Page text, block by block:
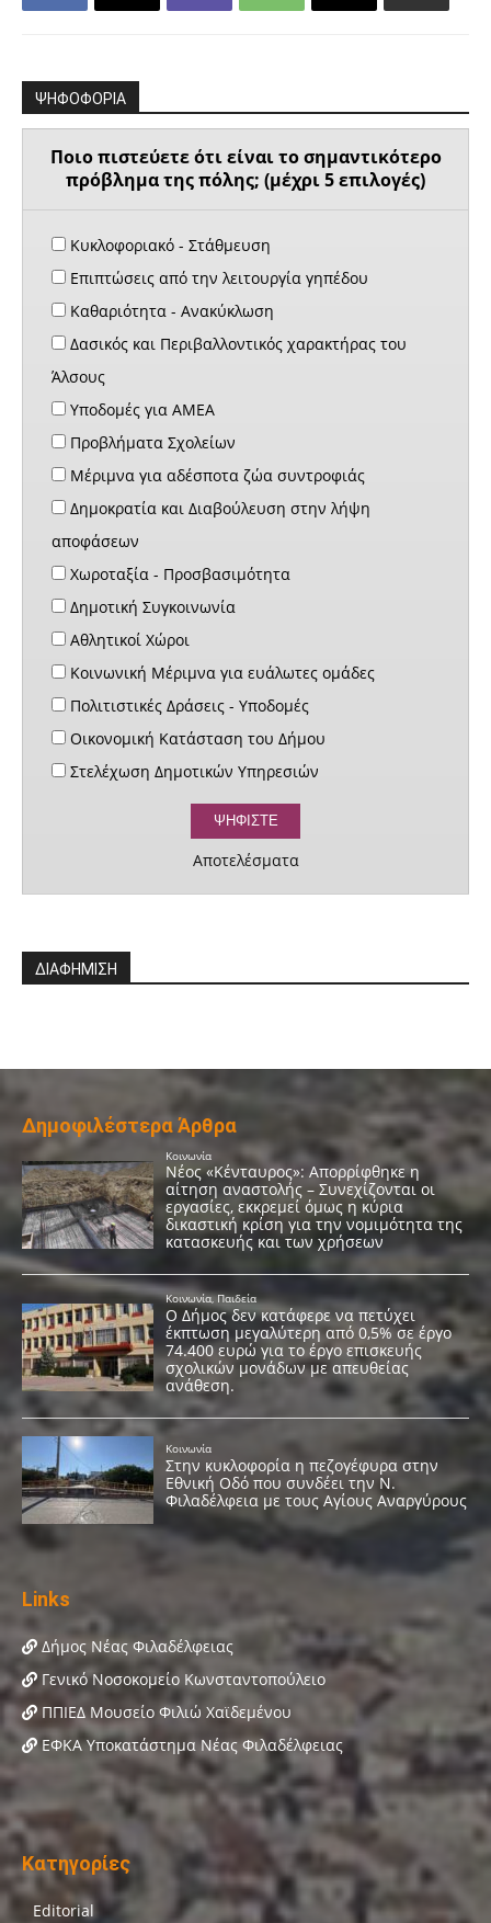
ΨΗΦΟΦΟΡΙΑ
Ποιο πιστεύετε ότι είναι το σημαντικότερο
πρόβλημα της πόλης; (μέχρι 5 επιλογές)
Κυκλοφοριακό - Στάθμευση
Επιπτώσεις από την λειτουργία γηπέδου
Καθαριότητα - Ανακύκλωση
Δασικός και Περιβαλλοντικός χαρακτήρας του
Άλσους
Υποδομές για ΑΜΕΑ
Προβλήματα Σχολείων
Μέριμνα για αδέσποτα ζώα συντροφιάς
Δημοκρατία και Διαβούλευση στην λήψη
αποφάσεων
Χωροταξία - Προσβασιμότητα
Δημοτική Συγκοινωνία
Αθλητικοί Χώροι
Κοινωνική Μέριμνα για ευάλωτες ομάδες
Πολιτιστικές Δράσεις - Υποδομές
Οικονομική Κατάσταση του Δήμου
Στελέχωση Δημοτικών Υπηρεσιών
Αποτελέσματα
ΔΙΑΦΗΜΙΣΗ
Δημοφιλέστερα Άρθρα
Links
Δήμος Νέας Φιλαδέλφειας
Γενικό Νοσοκομείο Κωνσταντοπούλειο
ΠΠΙΕΔ Μουσείο Φιλιώ Χαϊδεμένου
ΕΦΚΑ Υποκατάστημα Νέας Φιλαδέλφειας
Κατηγορίες
Editorial